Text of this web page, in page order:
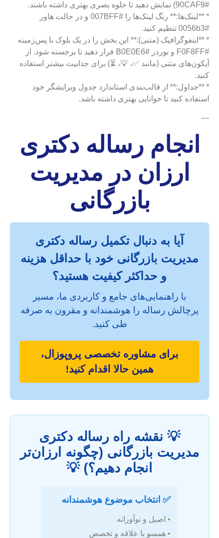
#90CAF9) نمایش دهید تا جلوه بصری بهتری داشته باشند.
* **لینک‌ها:** رنگ لینک‌ها را #007BFF و در حالت هاور
#0056b3 تنظیم کنید.
* **اینفوگرافیک (متنی):** این بخش را در یک بلوک با پس‌زمینه
#F0F8FF و بوردر #B0E0E6 قرار دهید تا برجسته شود. از
آیکون‌های متنی (مانند ✅، 💡، ⏳) برای جذابیت بیشتر استفاده
کنید.
* **جداول:** از قالب‌بندی استاندارد جدول ویرایشگر خود
استفاده کنید تا خوانایی بهتری داشته باشد.
—
انجام رساله دکتری
ارزان در مدیریت
بازرگانی
آیا به دنبال تکمیل رساله دکتری
مدیریت بازرگانی خود با حداقل هزینه
و حداکثر کیفیت هستید؟
با راهنمایی‌های جامع و کاربردی ما، مسیر
پرچالش رساله را هوشمندانه و مقرون به صرفه
طی کنید.
برای مشاوره تخصصی پروپوزال،
همین حالا اقدام کنید!
💡 نقشه راه رساله دکتری
مدیریت بازرگانی (چگونه ارزان‌تر
انجام دهیم؟) 💡
✅ انتخاب موضوع هوشمندانه
• اصیل و نوآورانه
• همسو با علاقه و تخصص